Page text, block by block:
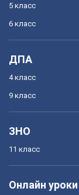
5 класс
6 класс
ДПА
4 класс
9 класс
ЗНО
11 класс
Онлайн уроки